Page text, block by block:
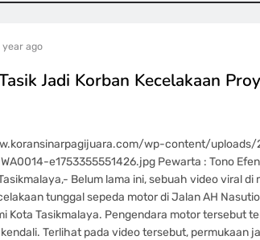
year ago
Jadi Korban Kecelakaan
wp-content/
e1753355551426.jpg Pewarta : Tono
Belum lama ini, sebuah video viral di
tunggal sepeda motor di Jalan AH
Kota Tasikmalaya. Pengendara motor tersebut
Terlihat pada video tersebut, permukaan